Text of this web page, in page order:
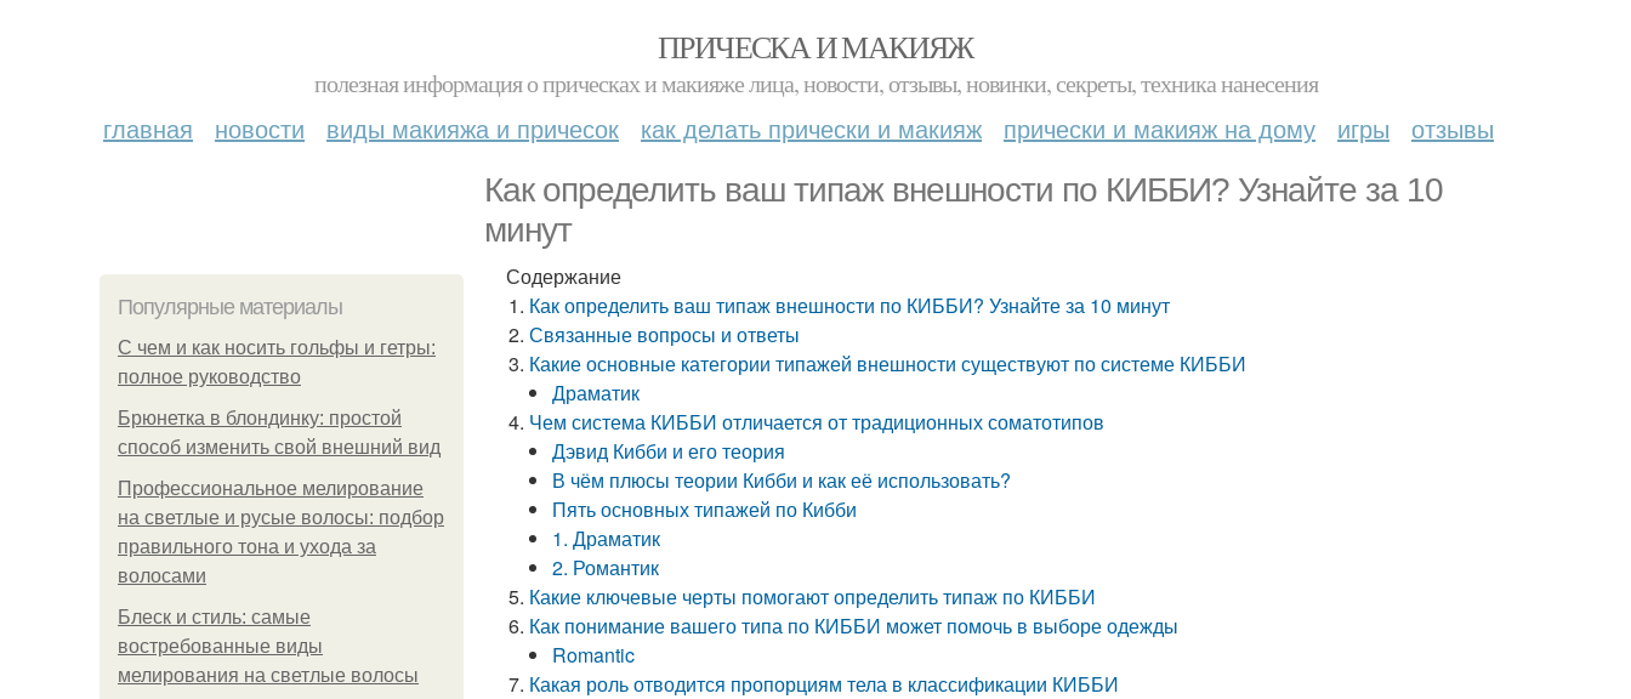
ПРИЧЕСКА И МАКИЯЖ
полезная информация о прическах и макияже лица, новости, отзывы, новинки, секреты, техника нанесения
главная новости виды макияжа и причесок как делать прически и макияж прически и макияж на дому игры отзывы
Как определить ваш типаж внешности по КИББИ? Узнайте за 10
минут
Популярные материалы
С чем и как носить гольфы и гетры:
полное руководство
Брюнетка в блондинку: простой
способ изменить свой внешний вид
Профессиональное мелирование
на светлые и русые волосы: подбор
правильного тона и ухода за
волосами
Блеск и стиль: самые
востребованные виды
мелирования на светлые волосы
Содержание
Как определить ваш типаж внешности по КИББИ? Узнайте за 10 минут
Связанные вопросы и ответы
Какие основные категории типажей внешности существуют по системе КИББИ
Драматик
Чем система КИББИ отличается от традиционных соматотипов
Дэвид Кибби и его теория
В чём плюсы теории Кибби и как её использовать?
Пять основных типажей по Кибби
1. Драматик
2. Романтик
Какие ключевые черты помогают определить типаж по КИББИ
Как понимание вашего типа по КИББИ может помочь в выборе одежды
Romantic
Какая роль отводится пропорциям тела в классификации КИББИ